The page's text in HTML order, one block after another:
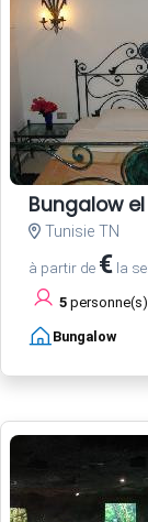
Bungalow
Tunisie TN
à partir de € la
5 personne(s)
Bungalow